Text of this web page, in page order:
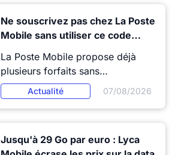
supprime l'application Orange TV
et les appels illimités vers les
fixes. Un échange qui vaut le
coup pour certains profils et pas
du tout pour d'autres.
Ne souscrivez pas chez La Poste
Mobile sans utiliser ce code
La Poste Mobile propose déjà
plusieurs forfaits sans
engagement à des tarifs
compétitifs. Mais avant de valider
votre commande, un détail mérite
promo permet de ne pas payer le
Actualité 07/08/2026
Jusqu'à 29 Go par euro : Lyca